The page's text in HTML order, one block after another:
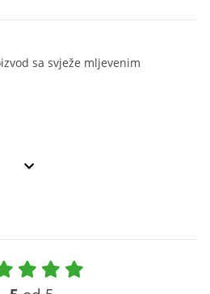
sa svježe mljevenim